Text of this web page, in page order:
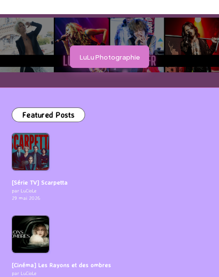
LuLu Photographie
Featured Posts
[Série TV] Scarpetta
par LuCioLe
29 mai 2026
[Cinéma] Les Rayons et des ombres
par LuCioLe